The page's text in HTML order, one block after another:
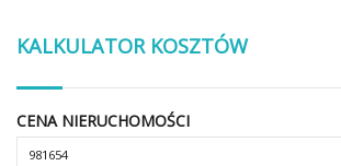
KALKULATOR KOSZTÓW
CENA NIERUCHOMOŚCI